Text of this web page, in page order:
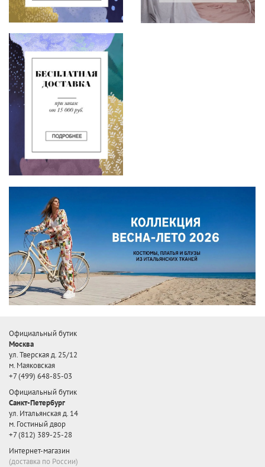
Официальный бутик
Москва
ул. Тверская д. 25/12
м. Маяковская
+7 (499) 648-85-03
Официальный бутик
Санкт-Петербург
ул. Итальянская д. 14
м. Гостиный двор
+7 (812) 389-25-28
Интернет-магазин
(доставка по России)